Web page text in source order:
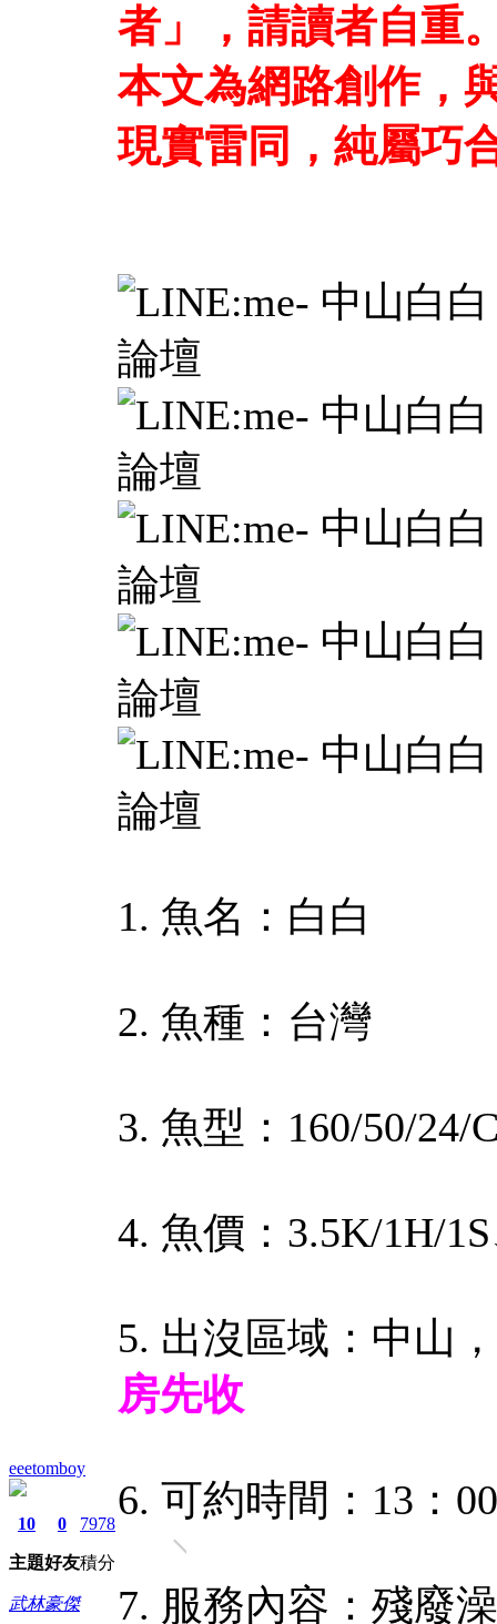
eeetomboy
10
主題
0
好友
7978
積分
武林豪傑
者」，請讀者自重
本文為網路創作，
現實雷同，純屬巧
1. 魚名：白白
2. 魚種：台灣
3. 魚型：160/50/24/
4. 魚價：3.5K/1H/
5. 出沒區域：中山，
房先收
6. 可約時間：13：
7. 服務內容：殘廢